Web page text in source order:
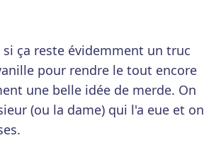
si ça reste évidemment un truc
pour rendre le tout encore
une belle idée de merde. On
(ou la dame) qui l'a eue et on